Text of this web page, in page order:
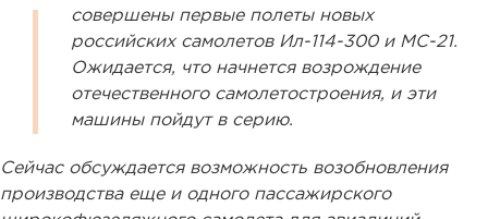
совершены первые полеты новых
российских самолетов Ил-114-300 и МС-21.
Ожидается, что начнется возрождение
отечественного самолетостроения, и эти
машины пойдут в серию.
Сейчас обсуждается возможность возобновления
производства еще и одного пассажирского